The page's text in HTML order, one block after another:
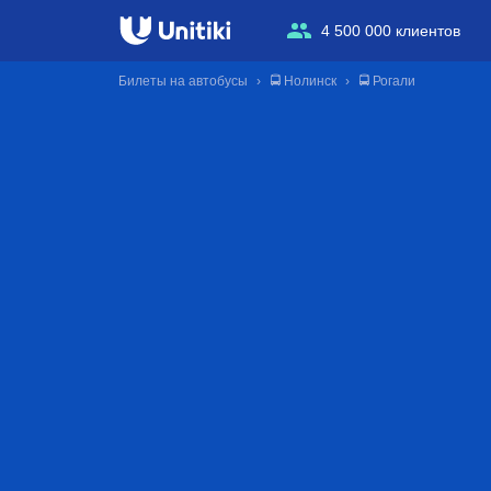
4 500 000 клиентов
Билеты на автобусы 🚍 Нолинск 🚍 Рогали